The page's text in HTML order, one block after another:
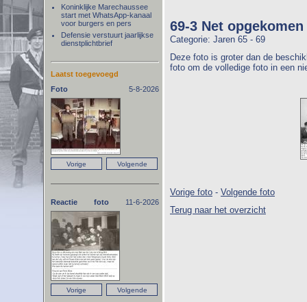
69-3 Net opgekomen
Categorie: Jaren 65 - 69
Deze foto is groter dan de
foto om de volledige foto in een
Vorige foto - Volgende foto
Terug naar het overzicht
Koninklijke Marechaussee
start met WhatsApp-kanaal
voor burgers en pers
Defensie verstuurt jaarlijkse
dienstplichtbrief
Laatst toegevoegd
Foto
5-8-2026
Reactie foto 11-6-2026